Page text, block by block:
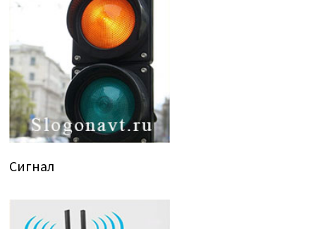
Сигнал